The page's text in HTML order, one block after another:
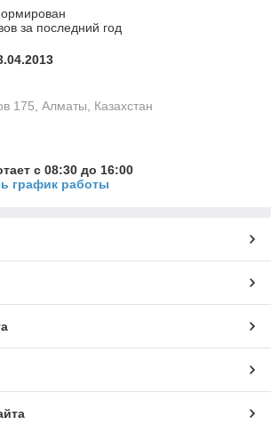
за последний год
175, Алматы, Казахстан
с 08:30 до 16:00
график работы